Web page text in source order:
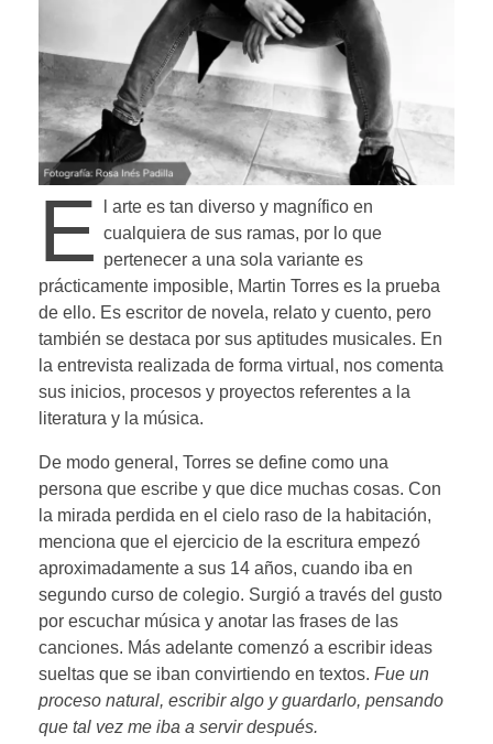
E
l arte es tan diverso y magnífico en
cualquiera de sus ramas, por lo que
pertenecer a una sola variante es
prácticamente imposible, Martin Torres es la prueba
de ello. Es escritor de novela, relato y cuento, pero
también se destaca por sus aptitudes musicales. En
la entrevista realizada de forma virtual, nos comenta
sus inicios, procesos y proyectos referentes a la
literatura y la música.
De modo general, Torres se define como una
persona que escribe y que dice muchas cosas. Con
la mirada perdida en el cielo raso de la habitación,
menciona que el ejercicio de la escritura empezó
aproximadamente a sus 14 años, cuando iba en
segundo curso de colegio. Surgió a través del gusto
por escuchar música y anotar las frases de las
canciones. Más adelante comenzó a escribir ideas
sueltas que se iban convirtiendo en textos. Fue un
proceso natural, escribir algo y guardarlo, pensando
que tal vez me iba a servir después.